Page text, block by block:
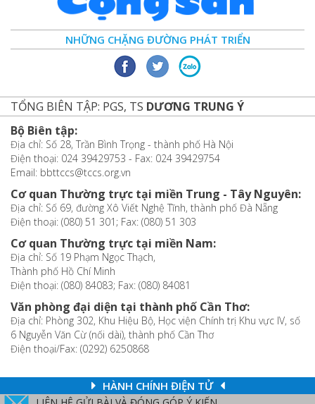
NHỮNG CHẶNG ĐƯỜNG PHÁT TRIỂN
TỔNG BIÊN TẬP: PGS, TS DƯƠNG TRUNG Ý
Bộ Biên tập:
Địa chỉ: Số 28, Trần Bình Trọng - thành phố Hà Nội
Điện thoại: 024 39429753 - Fax: 024 39429754
Email: bbttccs@tccs.org.vn
Cơ quan Thường trực tại miền Trung - Tây Nguyên:
Địa chỉ: Số 69, đường Xô Viết Nghệ Tĩnh, thành phố Đà Nẵng
Điện thoại: (080) 51 301; Fax: (080) 51 303
Cơ quan Thường trực tại miền Nam:
Địa chỉ: Số 19 Phạm Ngọc Thạch,
Thành phố Hồ Chí Minh
Điện thoại: (080) 84083; Fax: (080) 84081
Văn phòng đại diện tại thành phố Cần Thơ:
Địa chỉ: Phòng 302, Khu Hiệu Bộ, Học viện Chính trị Khu vực IV, số
6 Nguyễn Văn Cừ (nối dài), thành phố Cần Thơ
Điện thoại/Fax: (0292) 6250868
HÀNH CHÍNH ĐIỆN TỬ